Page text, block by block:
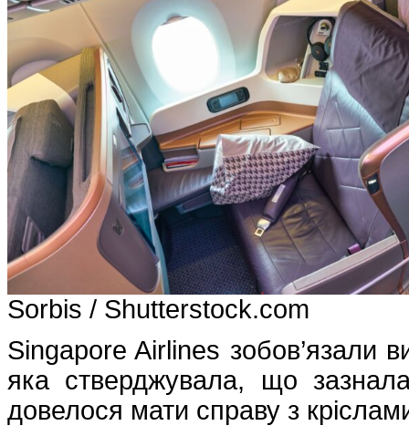
Sorbis / Shutterstock.com
Singapore Airlines зобов’язали
яка стверджувала, що зазнала
довелося мати справу з